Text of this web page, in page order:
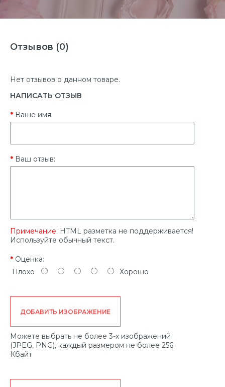
Отзывов (0)
Нет отзывов о данном товаре.
НАПИСАТЬ ОТЗЫВ
Ваше имя:
Ваш отзыв:
Примечание: HTML разметка не поддерживается!
Используйте обычный текст.
Оценка:
Плохо
Хорошо
ДОБАВИТЬ ИЗОБРАЖЕНИЕ
Можете выбрать не более 3-х изображений
(JPEG, PNG), каждый размером не более 256
Кбайт